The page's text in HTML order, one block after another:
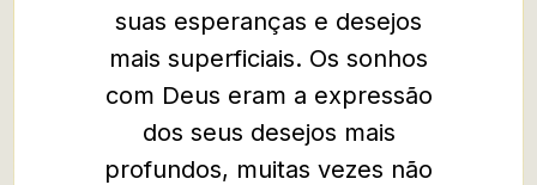
suas esperanças e desejos
mais superficiais. Os sonhos
com Deus eram a expressão
dos seus desejos mais
profundos, muitas vezes não